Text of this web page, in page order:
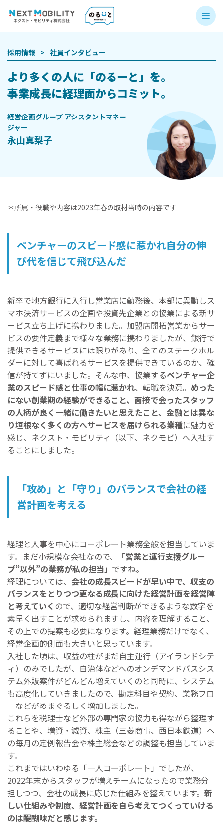
採用情報 > 社員インタビュー
より多くの人に「のるーと」を。
事業成長に経理面からコミット。
経営企画グループ アシスタントマネー
ジャー
永山真梨子
＊所属・役職や内容は2023年春の取材当時の内容です
ベンチャーのスピード感に惹かれ自分の伸
び代を信じて飛び込んだ
新卒で地方銀行に入行し営業店に勤務後、本部に異動しス
マホ決済サービスの企画や投資先企業との協業による新サ
ービス立ち上げに携わりました。加盟店開拓営業からサー
ビスの要件定義まで様々な業務に携わりましたが、銀行で
提供できるサービスには限りがあり、全てのステークホル
ダーに対して喜ばれるサービスを提供できているのか、確
信が持てずにいました。そんな中、協業するベンチャー企
業のスピード感と仕事の幅に惹かれ、転職を決意。 めった
にない創業期の経験ができること、面接で会ったスタッフ
の人柄が良く一緒に働きたいと思えたこと、金融とは異な
り垣根なく多くの方へサービスを届けられる業種に魅力を
感じ、ネクスト・モビリティ（以下、ネクモビ）へ入社す
ることにしました。
「攻め」と「守り」のバランスで会社の経
営計画を考える
経理と人事を中心にコーポレート業務全般を担当していま
す。まだ小規模な会社なので、
「営業と運行支援グルー
プ”以外”の業務が私の担当」 ですね。
経理については、 会社の成長スピードが早い中で、収支の
バランスをとりつつ更なる成長に向けた経営計画を経営陣
と考えていく ので、適切な経営判断ができるような数字を
素早く出すことが求められますし、内容を理解すること、
その上での提案も必要になります。経理業務だけでなく、
経営企画的側面も大きいと思っています。
入社した頃は、収益の柱がまだ自主運行（アイランドシテ
ィ）のみでしたが、自治体などへのオンデマンドバスシス
テム外販案件がどんどん増えていくのと同時に、システム
も高度化していきましたので、勘定科目や契約、業務フロ
ーなどがめまぐるしく増加しました。
これらを税理士など外部の専門家の協力も得ながら整理す
ることや、増資・減資、株主（三菱商事、西日本鉄道）へ
の毎月の定例報告会や株主総会などの調整も担当していま
す。
これまではいわゆる「一人コーポレート」でしたが、
2022年末からスタッフが増えチームになったので業務分
担しつつ、会社の成長に応じた仕組みを整えています。 新
しい仕組みや制度、経営計画を自ら考えてつくっていける
のは醍醐味だと感じます。